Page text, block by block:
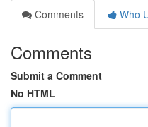
Comments
Who
Comments
Submit a Comment
No HTML